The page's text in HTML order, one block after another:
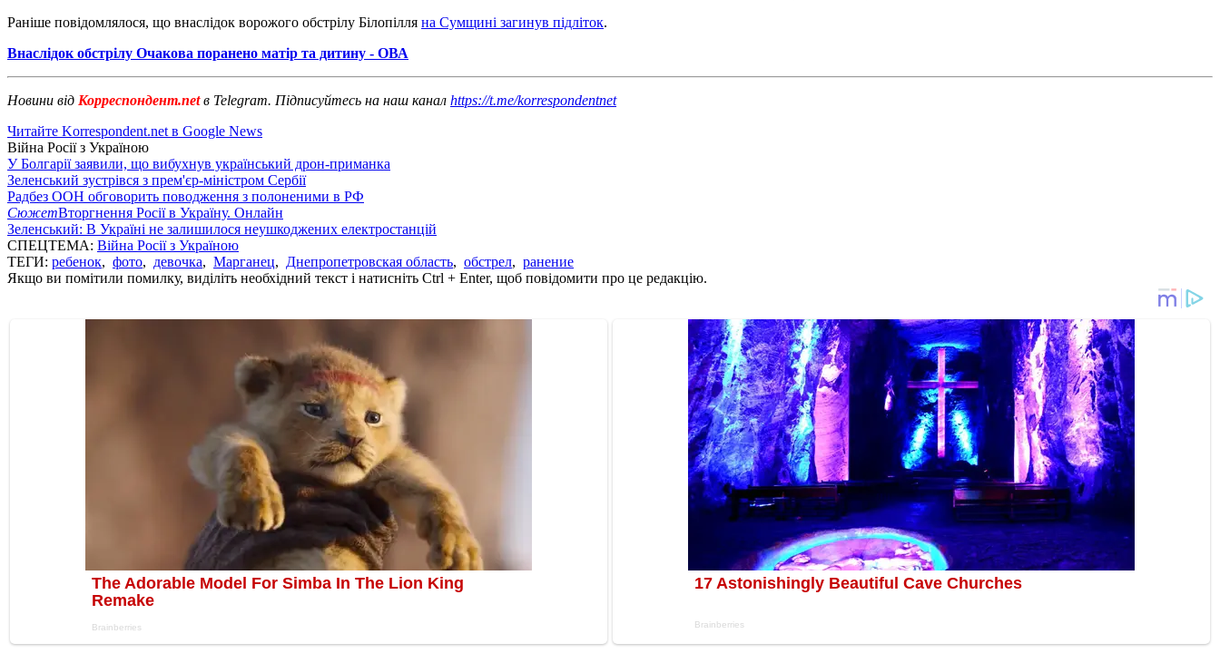
Раніше повідомлялося, що внаслідок ворожого обстрілу Білопілля на Сумщині загинув підліток.
Внаслідок обстрілу Очакова поранено матір та дитину - ОВА
Новини від Корреспондент.netв Telegram. Підписуйтесь на наш канал https://t.me/korrespondentnet
Читайте Korrespondent.net в Google News
Війна Росії з Україною
У Болгарії заявили, що вибухнув український дрон-приманка
Зеленський зустрівся з прем'єр-міністром Сербії
Радбез ООН обговорить поводження з полоненими в РФ
СюжетВторгнення Росії в Україну. Онлайн
Зеленський: В Україні не залишилося неушкоджених електростанцій
СПЕЦТЕМА: Війна Росії з Україною
ТЕГИ: ребенок, фото, девочка, Марганец, Днепропетровская область, обстрел, ранение
Якщо ви помітили помилку, виділіть необхідний текст і натисніть Ctrl + Enter, щоб повідомити про це редакцію.